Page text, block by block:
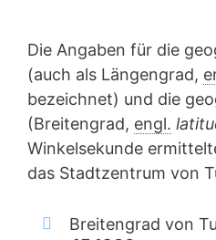
Die Angaben für die
(auch als Längengrad,
bezeichnet) und die
(Breitengrad, engl.
Winkelsekunde
das Stadtzentrum von
Breitengrad von